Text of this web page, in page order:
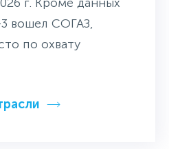
вошел СОГАЗ,
по охвату